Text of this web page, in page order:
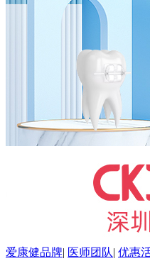
爱康健品牌| 医师团队| 优惠